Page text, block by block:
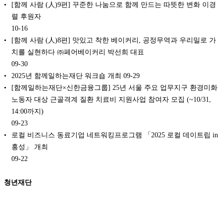
[함께 사람 (人)9편] 꾸준한 나눔으로 함께 만드는 따뜻한 변화 이경
렬 후원자
10-16
[함께 사람 (人)8편] 맛있고 착한 베이커리, 공정무역과 우리밀로 가
치를 실현하다 ㈜페어베이커리 박선희 대표
09-30
2025년 함께일하는재단 워크숍 개최 09-29
[함께일하는재단×신한금융그룹] 25년 서울 주요 업무지구 환경미화
노동자 대상 근골격계 질환 치료비 지원사업 참여자 모집 (~10/31,
14:00까지)
09-23
로컬 비즈니스 동료기업 네트워킹프로그램 「2025 로컬 데이트립 in
홍성」 개최
09-22
청년재단